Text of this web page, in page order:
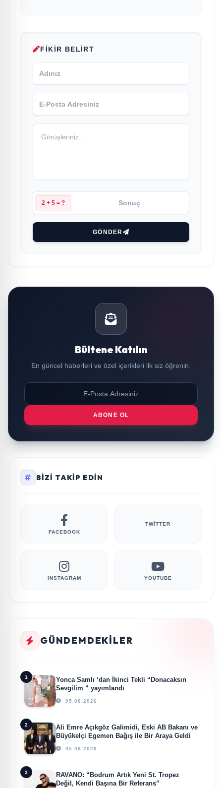
FIKIR BELIRT
2 + 5 = ?
GÖNDER
Bültene Katılın
En güncel haberleri ve özel içerikleri ilk siz öğrenin.
ABONE OL
BIZI TAKIP EDIN
FACEBOOK
TWITTER
INSTAGRAM YOUTUBE
GÜNDEMDEKILER
1
Yonca Samlı ‘dan İkinci Tekli “Donacaksın
Sevgilim “ yayımlandı
05.08.2026
2
Ali Emre Açıkgöz Galimidi, Eski AB Bakanı ve
Büyükelçi Egemen Bağış ile Bir Araya Geldi
05.08.2026
3
RAVANO: “Bodrum Artık Yeni St. Tropez
Değil, Kendi Başına Bir Referans”